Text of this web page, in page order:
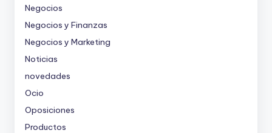
Negocios
Negocios y Finanzas
Negocios y Marketing
Noticias
novedades
Ocio
Oposiciones
Productos